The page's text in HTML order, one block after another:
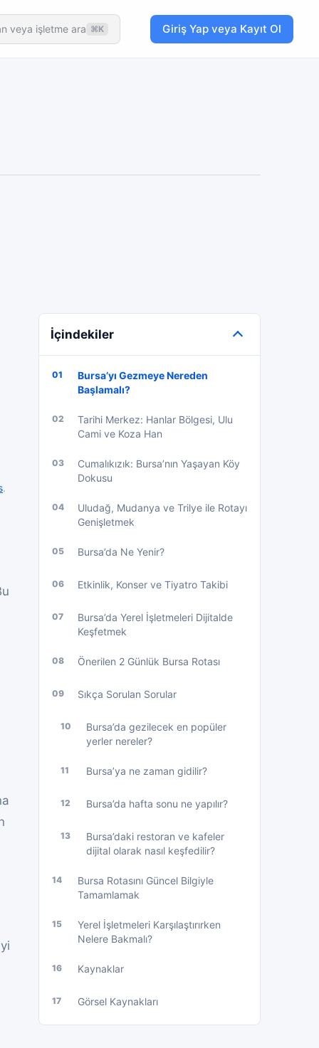
veya işletme ara ⌘K Giriş Yap veya Kayıt Ol
İçindekiler
01
Bursa’yı Gezmeye Nereden
Başlamalı?
02
Tarihi Merkez: Hanlar Bölgesi, Ulu
Cami ve Koza Han
03
Cumalıkızık: Bursa’nın Yaşayan Köy
Dokusu
04
Uludağ, Mudanya ve Trilye ile Rotayı
Genişletmek
05 Bursa’da Ne Yenir?
06 Etkinlik, Konser ve Tiyatro Takibi
07
Bursa’da Yerel İşletmeleri Dijitalde
Keşfetmek
08 Önerilen 2 Günlük Bursa Rotası
09 Sıkça Sorulan Sorular
10
Bursa’da gezilecek en popüler
yerler nereler?
11 Bursa’ya ne zaman gidilir?
12 Bursa’da hafta sonu ne yapılır?
13
Bursa’daki restoran ve kafeler
dijital olarak nasıl keşfedilir?
14
Bursa Rotasını Güncel Bilgiyle
Tamamlamak
15
Yerel İşletmeleri Karşılaştırırken
Nelere Bakmalı?
16 Kaynaklar
17 Görsel Kaynakları
.